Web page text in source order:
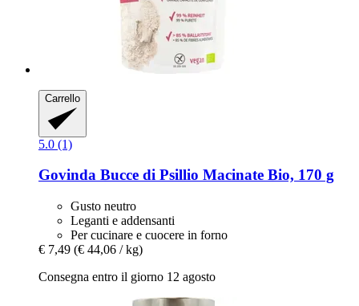
Carrello
5.0 (1)
Govinda Bucce di Psillio Macinate Bio, 170 g
Gusto neutro
Leganti e addensanti
Per cucinare e cuocere in forno
€ 7,49 (€ 44,06 / kg)
Consegna entro il giorno 12 agosto